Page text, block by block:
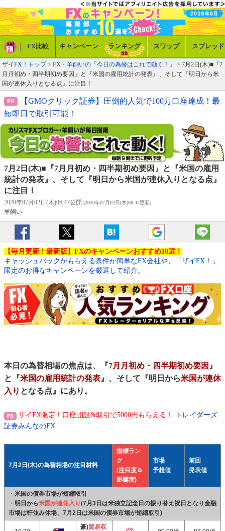
FX比較 キャンペーン ランキング スワップ スプレッド
ザイFX！トップ> FX・羊飼いの「今日の為替はこれで動く！」
> 7月2日(木)■『7
月月初め・四半期初め要因』と『米国の雇用統計の発表』、そして『明日から米
国が連休入りとなる点』に注目！
【GMOクリック証券】圧倒的人気で100万口座達成！最
短即日で取引可能！
7月2日(木)■『7月月初め・四半期初め要因』と『米国の雇用
統計の発表』、そして『明日から米国が連休入りとなる点』
に注目！
2020年07月02日(木)06:47公開 [2020年07月02日(木)06:47更新]
羊飼い
【毎月更新！最新版】FXのキャンペーンおすすめ10選！
キャッシュバックがもらえる条件が簡単なFX会社や、「ザイFX！」
限定のお得なキャンペーンを厳選して紹介。
本日の為替相場の焦点は、『7月月初め・四半期初め要因 』
と『米国の雇用統計の発表』、そして『明日から米国が連休
入り となる点』にあり。
ザイFX限定！口座開設&取引で5000円もらえる！
トレイダーズ
証券みんなのFX
7月2日(木)の為替相場の注目材料
指標ラン
ク
(注目度＆
影響度)
市場
予想値
前回
発表値
・ 米国の債券市場が短縮取引
・ 明日から米国が連休入り(7月3日は米独立記念日の振り替え祝日となり金融
市場は軒並み休場、7月2日は米国の債券市場が短縮取引)
豪)貿易収